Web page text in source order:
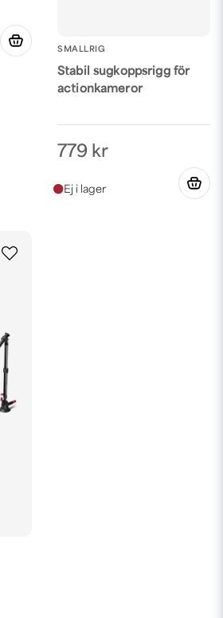
SMALLRIG
Stabil sugkoppsrigg för
actionkameror
779 kr